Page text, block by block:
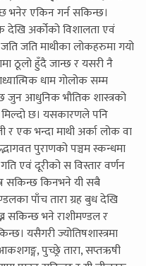
भनेर एकिन गर्न सकिन्छ।
देखि अर्कोको विशालता एवं
जति माथीका लोकहरुमा गयो
ठूलो हुँदै जान्छ र यसरी नै
धाम गोलोक सम्म
जुन आधुनिक भौतिक शास्त्रको
छ। यसकारणले पनि
एक भन्दा माथी अर्का लोक वा
पुराणको पञ्चम स्कन्धमा
गति एवं दूरीको स विस्तार वर्णन
सकिन्छ किनभने यी सबै
पाँच तारा ग्रह बुध देखि
सकिन्छ भने राशीमण्डल र
यसैगरी ज्योतिषशास्त्रमा
पुच्छ्रे तारा, सप्तऋषी